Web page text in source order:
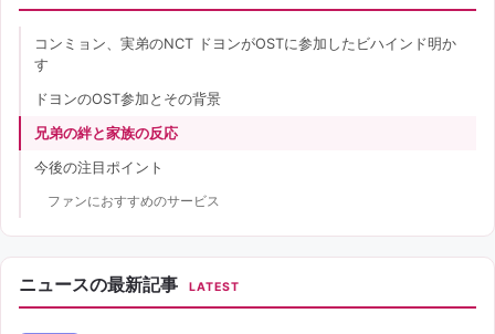
コンミョン、実弟のNCT ドヨンがOSTに参加したビハインド明か
す
ドヨンのOST参加とその背景
兄弟の絆と家族の反応
今後の注目ポイント
ファンにおすすめのサービス
ニュースの最新記事 LATEST